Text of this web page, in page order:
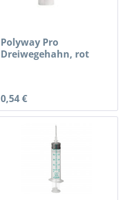
Polyway Pro
Dreiwegehahn, rot
0,54 €